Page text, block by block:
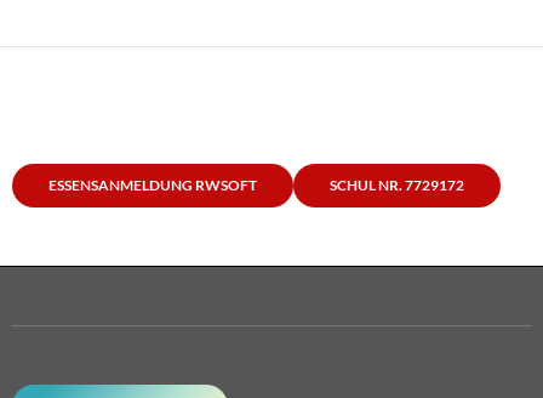
ESSENSANMELDUNG RWSOFT SCHUL NR. 7729172